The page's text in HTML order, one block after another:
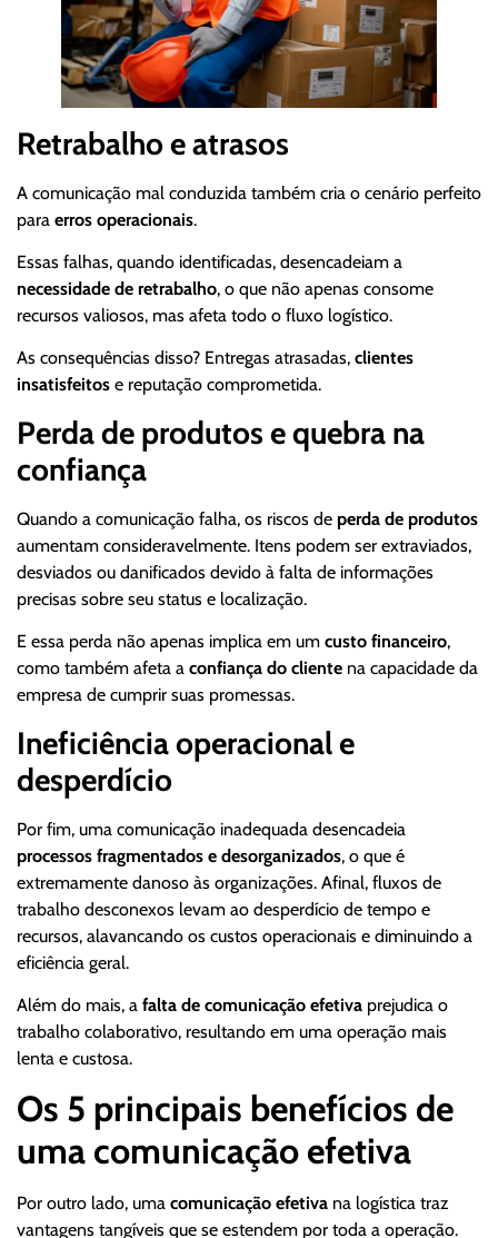
Retrabalho e atrasos
A comunicação mal conduzida também cria o cenário perfeito
para erros operacionais.
Essas falhas, quando identificadas, desencadeiam a
necessidade de retrabalho, o que não apenas consome
recursos valiosos, mas afeta todo o fluxo logístico.
As consequências disso? Entregas atrasadas, clientes
insatisfeitos e reputação comprometida.
Perda de produtos e quebra na
confiança
Quando a comunicação falha, os riscos de perda de produtos
aumentam consideravelmente. Itens podem ser extraviados,
desviados ou danificados devido à falta de informações
precisas sobre seu status e localização.
E essa perda não apenas implica em um custo financeiro,
como também afeta a confiança do cliente na capacidade da
empresa de cumprir suas promessas.
Ineficiência operacional e
desperdício
Por fim, uma comunicação inadequada desencadeia
processos fragmentados e desorganizados, o que é
extremamente danoso às organizações. Afinal, fluxos de
trabalho desconexos levam ao desperdício de tempo e
recursos, alavancando os custos operacionais e diminuindo a
eficiência geral.
Além do mais, a falta de comunicação efetiva prejudica o
trabalho colaborativo, resultando em uma operação mais
lenta e custosa.
Os 5 principais benefícios de
uma comunicação efetiva
Por outro lado, uma comunicação efetiva na logística traz
vantagens tangíveis que se estendem por toda a operação.